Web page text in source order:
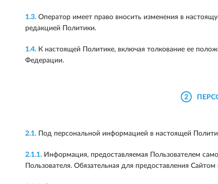
1.3. Оператор имеет право вносить изменения в
редакцией Политики.
1.4. К настоящей Политике, включая толкование ее
Федерации.
2
2.1. Под персональной информацией в настоящей
2.1.1. Информация, предоставляемая Пользователем
Пользователя. Обязательная для предоставления